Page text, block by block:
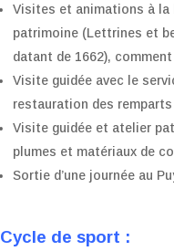
Visites et animations à la
patrimoine (Lettrines et
datant de 1662),
Visite guidée avec le
restauration des remparts
Visite guidée et atelier
plumes et matériaux de
Sortie d’une journée au
Cycle de sport :